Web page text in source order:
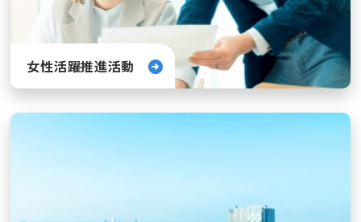
女性活躍推進活動